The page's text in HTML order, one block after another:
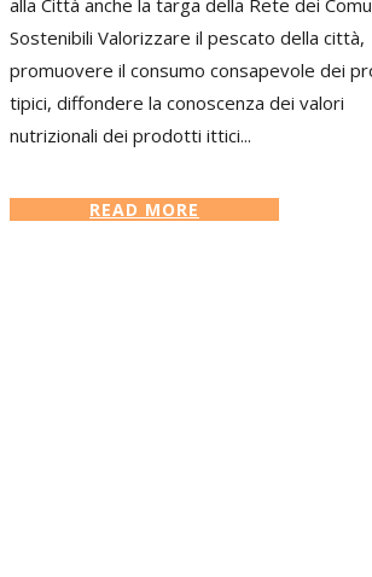
alla Città anche la targa della Rete dei
Sostenibili Valorizzare il pescato della città,
promuovere il consumo consapevole dei
tipici, diffondere la conoscenza dei valori
nutrizionali dei prodotti ittici...
READ MORE